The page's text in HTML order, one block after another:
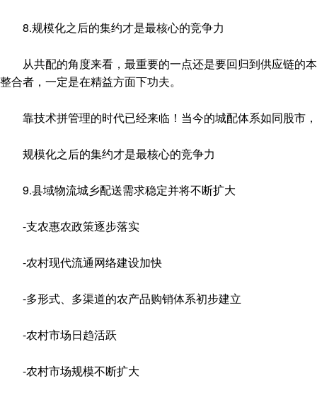
8.规模化之后的集约才是最核心的竞争力
从共配的角度来看，最重要的一点还是要回归到供应链的
整合者，一定是在精益方面下功夫。
靠技术拼管理的时代已经来临！当今的城配体系如同股市
规模化之后的集约才是最核心的竞争力
9.县域物流城乡配送需求稳定并将不断扩大
-支农惠农政策逐步落实
-农村现代流通网络建设加快
-多形式、多渠道的农产品购销体系初步建立
-农村市场日趋活跃
-农村市场规模不断扩大